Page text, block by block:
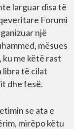
larguar disa të
Forumi
një
mësues
ku me këtë rast
libra të cilat
dhe fesë.
se ata e
mirëpo këtu